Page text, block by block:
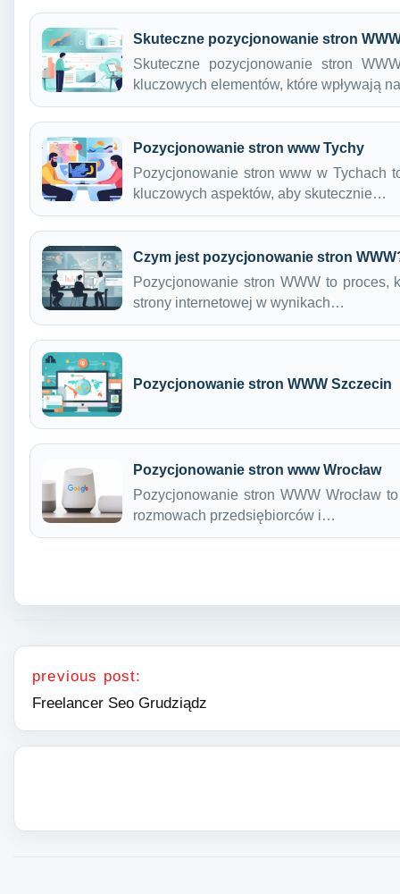
Skuteczne pozycjonowanie stron
Skuteczne pozycjonowanie stron
kluczowych elementów, które wpływają
Pozycjonowanie stron www Tychy
Pozycjonowanie stron www w Tychach
kluczowych aspektów, aby skutecznie…
Czym jest pozycjonowanie stron
Pozycjonowanie stron WWW to
strony internetowej w wynikach…
Pozycjonowanie stron WWW Szczecin
Pozycjonowanie stron www Wrocław
Pozycjonowanie stron WWW Wrocław
rozmowach przedsiębiorców i…
Nawigacja wpisu
previous post:
Freelancer Seo Grudziądz